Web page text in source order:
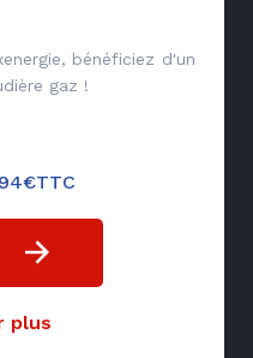
bénéficiez d'un
gaz !
plus